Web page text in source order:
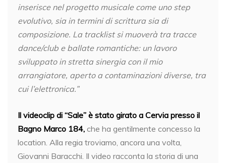
inserisce nel progetto musicale come uno step
evolutivo, sia in termini di scrittura sia di
composizione. La tracklist si muoverà tra tracce
dance/club e ballate romantiche: un lavoro
sviluppato in stretta sinergia con il mio
arrangiatore, aperto a contaminazioni diverse, tra
cui l’elettronica.”
Il videoclip di “Sale” è stato girato a Cervia presso il
Bagno Marco 184, che ha gentilmente concesso la
location. Alla regia troviamo, ancora una volta,
Giovanni Baracchi. Il video racconta la storia di una